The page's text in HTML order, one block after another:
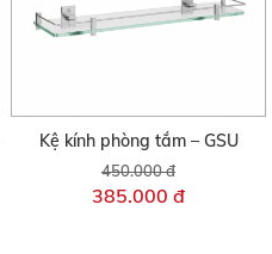
Kệ kính phòng tắm – GSU
450.000 đ
385.000 đ